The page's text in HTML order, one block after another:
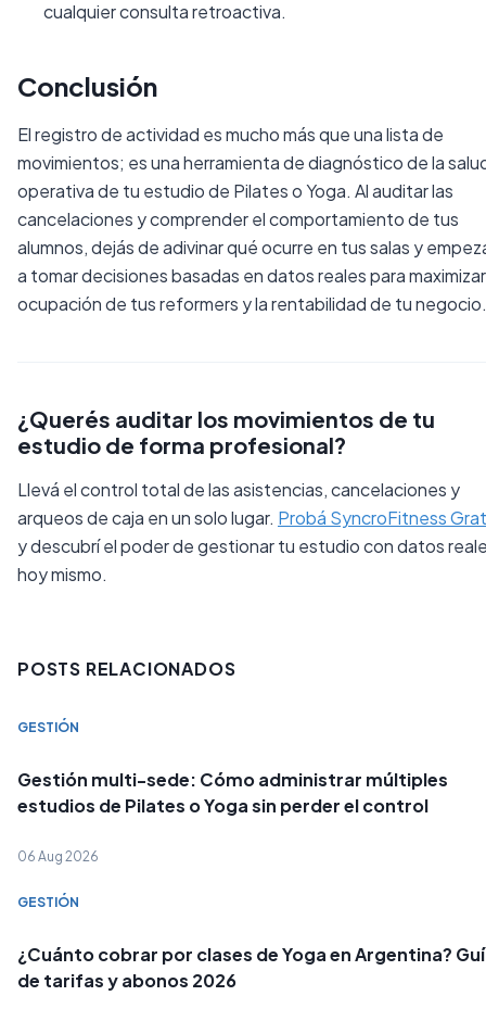
cualquier consulta retroactiva.
Conclusión
El registro de actividad es mucho más que una lista de
movimientos; es una herramienta de diagnóstico de la
operativa de tu estudio de Pilates o Yoga. Al auditar las
cancelaciones y comprender el comportamiento de tus
alumnos, dejás de adivinar qué ocurre en tus salas y
a tomar decisiones basadas en datos reales para
ocupación de tus reformers y la rentabilidad de tu negocio.
¿Querés auditar los movimientos de tu
estudio de forma profesional?
Llevá el control total de las asistencias, cancelaciones y
arqueos de caja en un solo lugar. Probá SyncroFitness
y descubrí el poder de gestionar tu estudio con datos
hoy mismo.
POSTS RELACIONADOS
GESTIÓN
Gestión multi-sede: Cómo administrar múltiples
estudios de Pilates o Yoga sin perder el control
06 Aug 2026
GESTIÓN
¿Cuánto cobrar por clases de Yoga en Argentina?
de tarifas y abonos 2026